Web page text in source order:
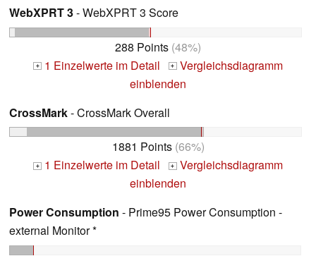
WebXPRT 3- WebXPRT 3 Score
288 Points (48%)
+ 1 Einzelwerte im Detail + Vergleichsdiagramm
einblenden
CrossMark- CrossMark Overall
1881 Points(66%)
+ 1 Einzelwerte im Detail + Vergleichsdiagramm
einblenden
Power Consumption - Prime95 Power Consumption -
external Monitor *